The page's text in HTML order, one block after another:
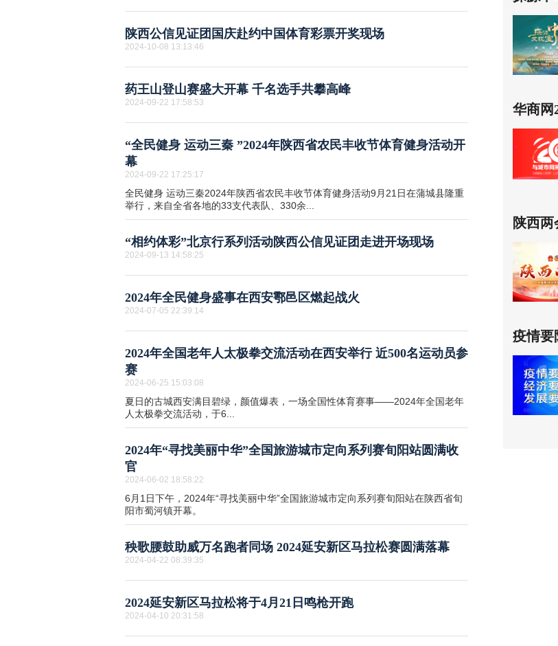
陕西公信见证团国庆赴约中国体育彩票开奖现场
2024-10-08 13:13:46
药王山登山赛盛大开幕 千名选手共攀高峰
2024-09-22 17:58:53
“全民健身 运动三秦 ”2024年陕西省农民丰收节体育健身活动开
幕
2024-09-22 17:25:17
全民健身 运动三秦2024年陕西省农民丰收节体育健身活动9月21日在蒲城县隆重
举行，来自全省各地的33支代表队、330余...
“相约体彩”北京行系列活动陕西公信见证团走进开场现场
2024-09-13 14:58:25
2024年全民健身盛事在西安鄠邑区燃起战火
2024-07-05 22:39:14
2024年全国老年人太极拳交流活动在西安举行 近500名运动员参
赛
2024-06-25 15:03:08
夏日的古城西安满目碧绿，颜值爆表，一场全国性体育赛事——2024年全国老年
人太极拳交流活动，于6...
2024年“寻找美丽中华”全国旅游城市定向系列赛旬阳站圆满收
官
2024-06-02 18:58:22
6月1日下午，2024年“寻找美丽中华”全国旅游城市定向系列赛旬阳站在陕西省旬
阳市蜀河镇开幕。
秧歌腰鼓助威万名跑者同场 2024延安新区马拉松赛圆满落幕
2024-04-22 08:39:35
2024延安新区马拉松将于4月21日鸣枪开跑
2024-04-10 20:31:58
华商网
陕西两
疫情要